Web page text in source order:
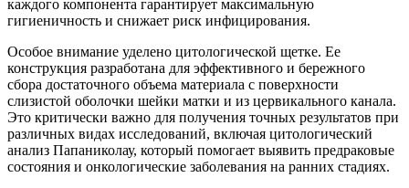
каждого компонента гарантирует максимальную
гигиеничность и снижает риск инфицирования.
Особое внимание уделено цитологической щетке. Ее
конструкция разработана для эффективного и бережного
сбора достаточного объема материала с поверхности
слизистой оболочки шейки матки и из цервикального канала.
Это критически важно для получения точных результатов при
различных видах исследований, включая цитологический
анализ Папаниколау, который помогает выявить предраковые
состояния и онкологические заболевания на ранних стадиях.